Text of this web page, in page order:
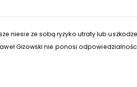
niesie ze sobą ryzyko utraty lub
Giżowski nie ponosi